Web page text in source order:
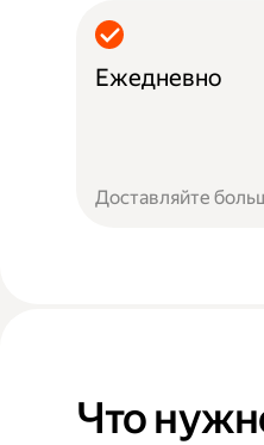
Ежедневно
Доставляйте
Что